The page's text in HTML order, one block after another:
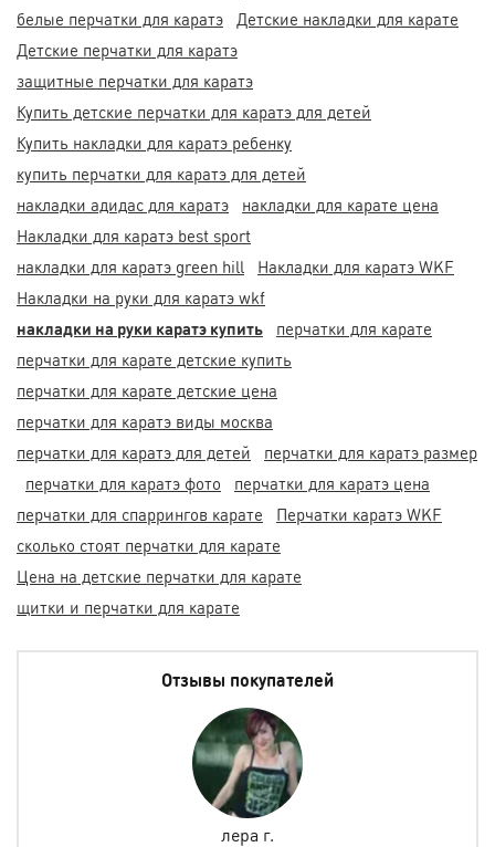
белые перчатки для каратэ
Детские накладки для карате
Детские перчатки для каратэ
защитные перчатки для каратэ
Купить детские перчатки для каратэ для детей
Купить накладки для каратэ ребенку
купить перчатки для каратэ для детей
накладки адидас для каратэ
накладки для карате цена
Накладки для каратэ best sport
накладки для каратэ green hill
Накладки для каратэ WKF
Накладки на руки для каратэ wkf
накладки на руки каратэ купить
перчатки для карате
перчатки для карате детские купить
перчатки для карате детские цена
перчатки для каратэ виды москва
перчатки для каратэ для детей
перчатки для каратэ размер
перчатки для каратэ фото
перчатки для каратэ цена
перчатки для спаррингов карате
Перчатки каратэ WKF
сколько стоят перчатки для карате
Цена на детские перчатки для карате
щитки и перчатки для карате
Отзывы покупателей
лера г.